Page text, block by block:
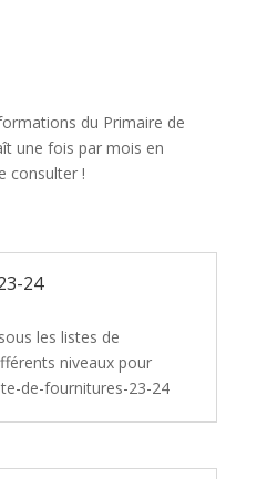
du Primaire de
une fois par mois en
consulter !
24
les listes de
niveaux pour
de-fournitures-23-24